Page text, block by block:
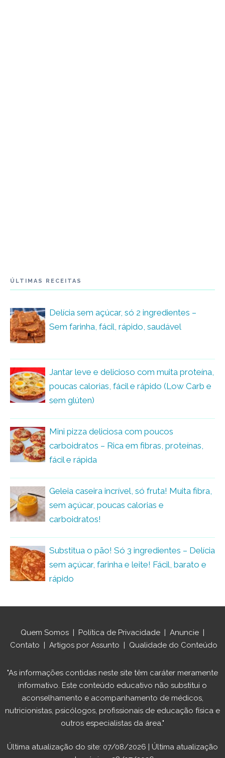
ÚLTIMAS RECEITAS
Delícia sem açúcar, só 2 ingredientes –
Sem farinha, fácil, rápido, saudável
Jantar leve e delicioso com muita proteína,
poucas calorias, fácil e rápido (Low Carb e
sem glúten)
Mini pizza deliciosa com poucos
carboidratos – Rica em fibras, proteínas,
fácil e rápida
Geleia caseira incrível, só fruta! Muita fibra,
sem açúcar, poucas calorias e
carboidratos!
Substitua o pão! Só 3 ingredientes – Delícia
sem açúcar, farinha e leite! Fácil, barato e
rápido
Quem Somos | Política de Privacidade | Anuncie |
Contato | Artigos por Assunto | Qualidade do Conteúdo
"As informações contidas neste site têm caráter meramente
informativo. Este conteúdo educativo não substitui o
aconselhamento e acompanhamento de médicos,
nutricionistas, psicólogos, profissionais de educação física e
outros especialistas da área."
Última atualização do site: 07/08/2026 | Última atualização